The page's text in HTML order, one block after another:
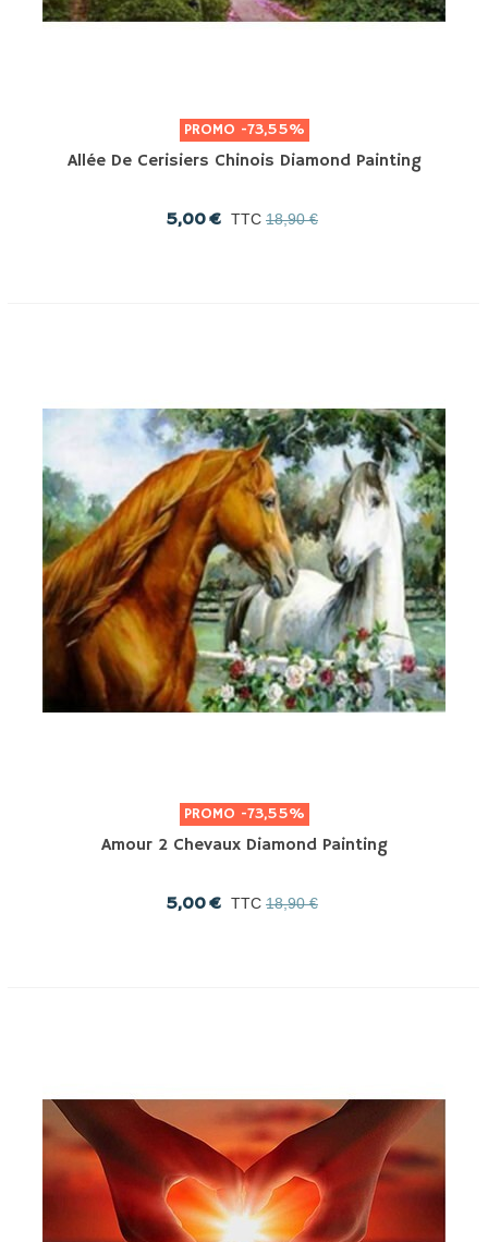
PROMO -73,55%
Allée De Cerisiers Chinois Diamond Painting
5,00 € TTC 18,90 €
PROMO -73,55%
Amour 2 Chevaux Diamond Painting
5,00 € TTC 18,90 €